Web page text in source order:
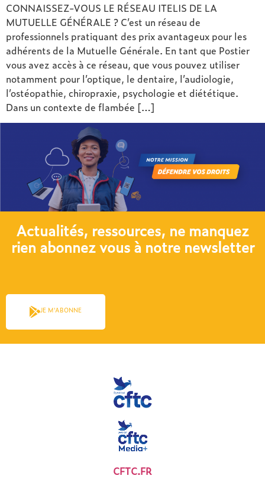
CONNAISSEZ-VOUS LE RÉSEAU ITELIS DE LA
MUTUELLE GÉNÉRALE ? C’est un réseau de
professionnels pratiquant des prix avantageux pour les
adhérents de la Mutuelle Générale. En tant que Postier
vous avez accès à ce réseau, que vous pouvez utiliser
notamment pour l’optique, le dentaire, l’audiologie,
l’ostéopathie, chiropraxie, psychologie et diététique.
Dans un contexte de flambée […]
Actualités, ressources, ne manquez
rien abonnez vous à notre newsletter​
JE M'ABONNE
CFTC.FR